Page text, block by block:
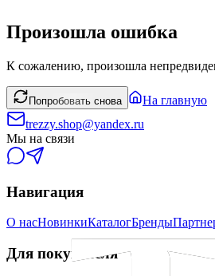
Произошла ошибка
К сожалению, произошла
Попробовать снова
На главную
trezzy.shop@yandex.ru
Мы на связи
Навигация
О насНовинкиКаталогБренды
Для покупателя